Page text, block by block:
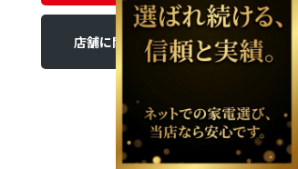
店舗に関するお問い合わせ